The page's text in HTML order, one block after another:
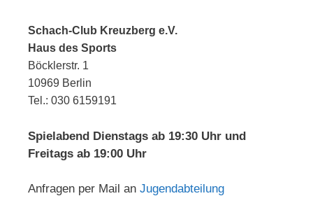
Schach-Club Kreuzberg e.V.
Haus des Sports
Böcklerstr. 1
10969 Berlin
Tel.: 030 6159191
Spielabend Dienstags ab 19:30 Uhr und
Freitags ab 19:00 Uhr
Anfragen per Mail an Jugendabteilung